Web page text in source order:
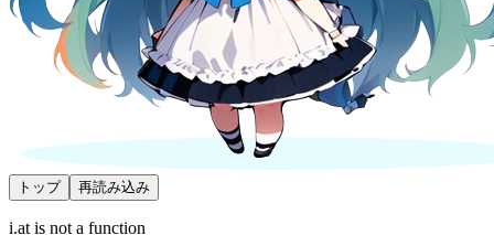
トップ 再読み込み
i.at is not a function